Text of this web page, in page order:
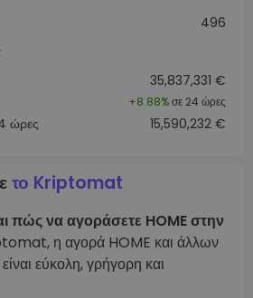
496
35,837,331 €
+8.88%σε 24 ώρες
ώρες 15,590,232 €
το Kriptomat
πώς να αγοράσετε HOME στην
η αγορά HOME και άλλων
εύκολη, γρήγορη και